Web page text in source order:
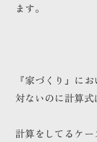
ます。
『家づくり』に
対ないのに計算式
計算をしてるケ